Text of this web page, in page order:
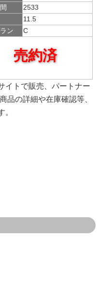
2533
11.5
ン C
売約済
イトで販売、パートナー
品の詳細や在庫確認等、
。